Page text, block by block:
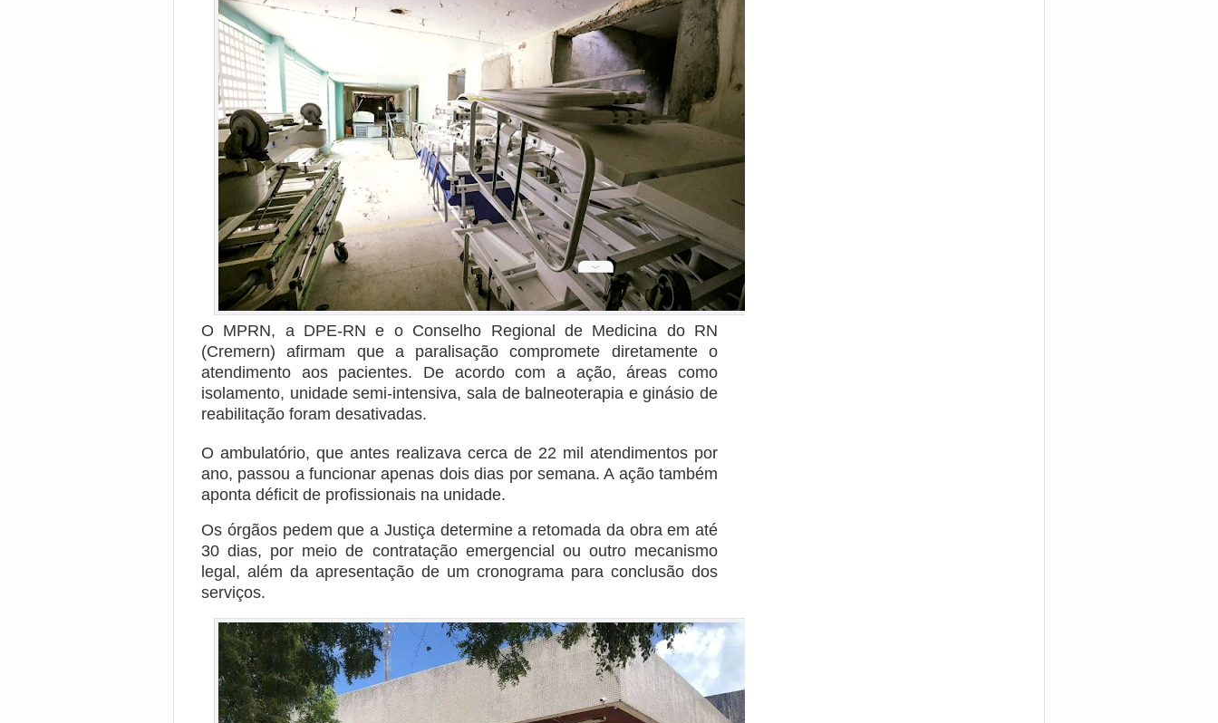
O MPRN, a DPE-RN e o Conselho Regional de Medicina do RN
(Cremern) afirmam que a paralisação compromete diretamente o
atendimento aos pacientes. De acordo com a ação, áreas como
isolamento, unidade semi-intensiva, sala de balneoterapia e ginásio de
reabilitação foram desativadas.
O ambulatório, que antes realizava cerca de 22 mil atendimentos por
ano, passou a funcionar apenas dois dias por semana. A ação também
aponta déficit de profissionais na unidade.
Os órgãos pedem que a Justiça determine a retomada da obra em até
30 dias, por meio de contratação emergencial ou outro mecanismo
legal, além da apresentação de um cronograma para conclusão dos
serviços.